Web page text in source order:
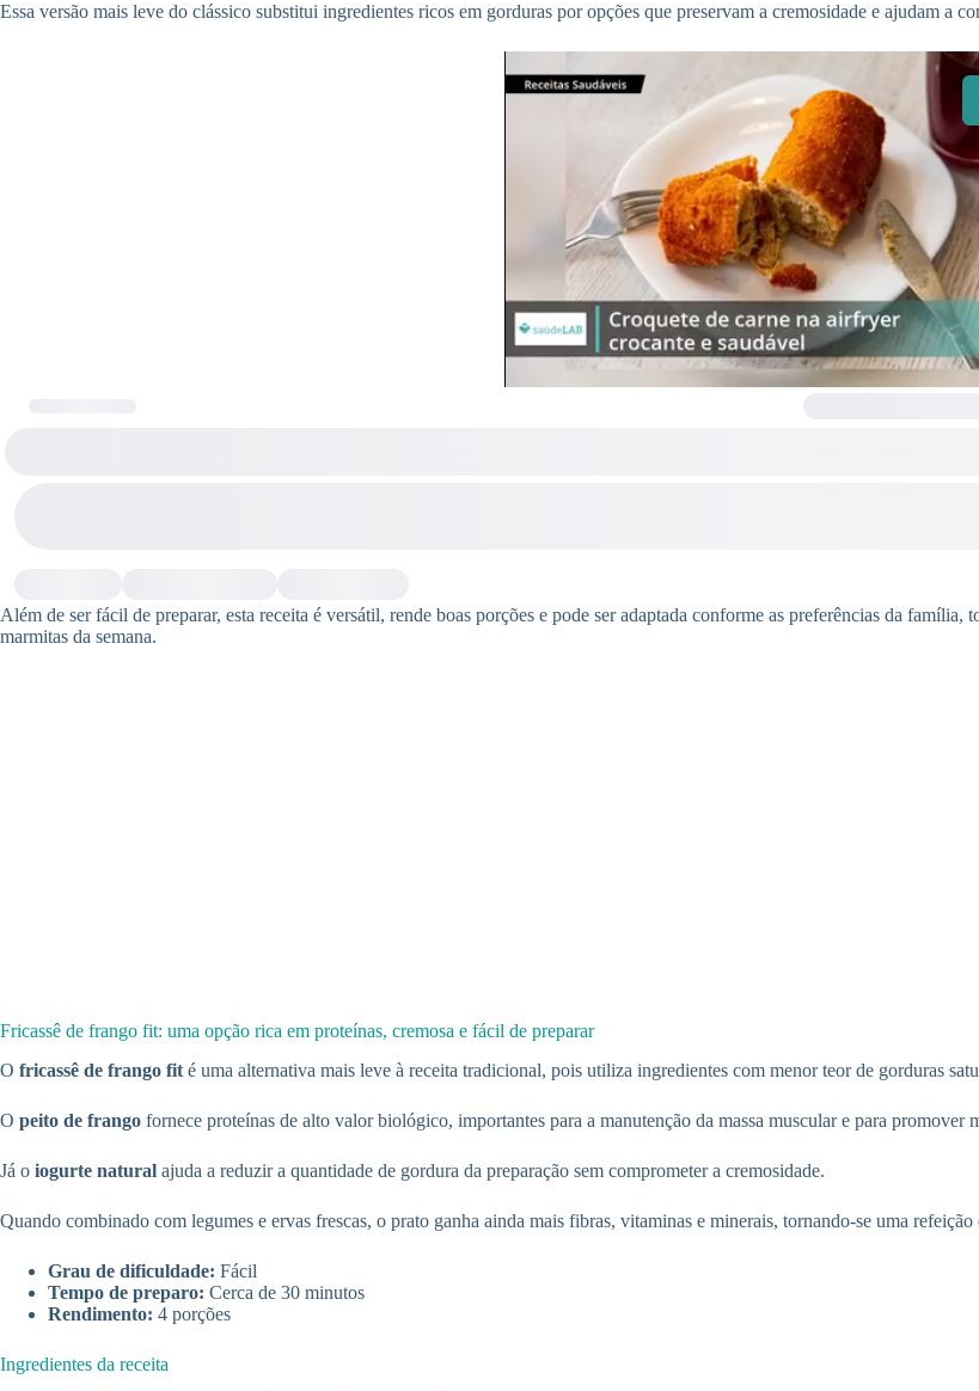
Essa versão mais leve do clássico substitui ingredientes ricos em gorduras por opções que preservam a cremosidade e ajudam a
Além de ser fácil de preparar, esta receita é versátil, rende boas porções e pode ser adaptada conforme as preferências da
marmitas da semana.
Fricassê de frango fit: uma opção rica em proteínas, cremosa e fácil de preparar
O fricassê de frango fit é uma alternativa mais leve à receita tradicional, pois utiliza ingredientes com menor teor de gorduras
O peito de frango fornece proteínas de alto valor biológico, importantes para a manutenção da massa muscular e para promover
Já o iogurte natural ajuda a reduzir a quantidade de gordura da preparação sem comprometer a cremosidade.
Quando combinado com legumes e ervas frescas, o prato ganha ainda mais fibras, vitaminas e minerais, tornando-se uma
Grau de dificuldade: Fácil
Tempo de preparo: Cerca de 30 minutos
Rendimento: 4 porções
Ingredientes da receita